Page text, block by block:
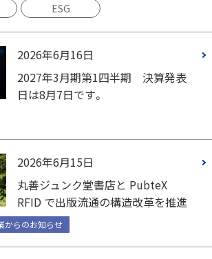
ESG
2026年6月16日
2027年3月期第1四半期 決算発表
日は8月7日です。
2026年6月15日
丸善ジュンク堂書店と PubteX
RFID で出版流通の構造改革を推進
からのお知らせ